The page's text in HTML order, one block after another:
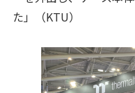
た」（KTU）